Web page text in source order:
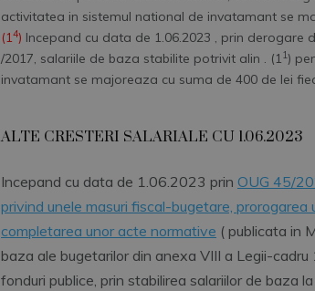
activitatea in sistemul national de invatamant se
(14) Incepand cu data de 1.06.2023 , prin derogare
/2017, salariile de baza stabilite potrivit alin . (11)
invatamant se majoreaza cu suma de 400 de lei
ALTE CRESTERI SALARIALE CU 1.06.2023
Incepand cu data de 1.06.2023 prin OUG 45/
privind unele masuri fiscal-bugetare,
completarea unor acte normative ( publicata in
baza ale bugetarilor din anexa VIII a Legii-
fonduri publice, prin stabilirea salariilor de baza